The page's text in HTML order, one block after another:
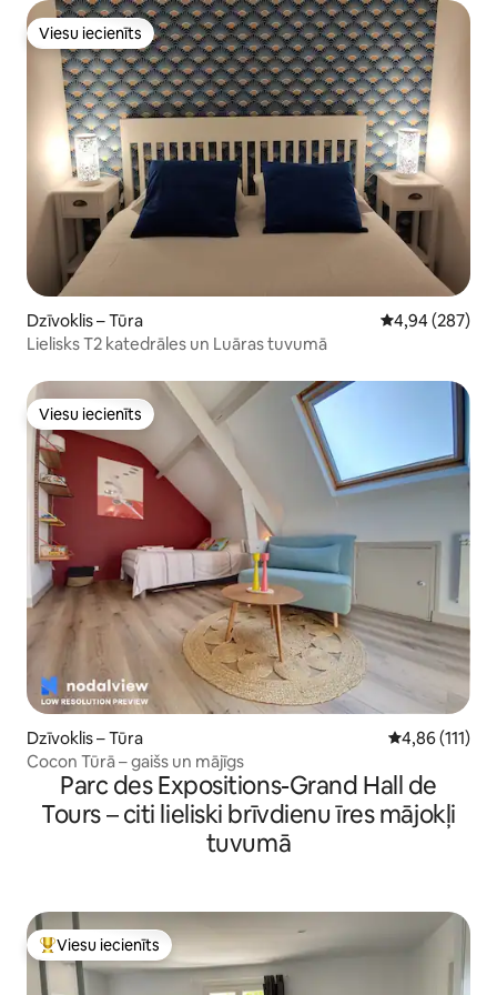
Viesu iecienīts
Viesu iecienīts
Dzīvoklis – Tūra Vidējais
4,94 (287)
Lielisks T2 katedrāles un Luāras tuvumā
Viesu iecienīts
Viesu iecienīts
Dzīvoklis – Tūra Vidējais
4,86 (111)
Cocon Tūrā – gaišs un mājīgs
Parc des Expositions-Grand Hall de
Tours – citi lieliski brīvdienu īres mājokļi
tuvumā
Populārs viesu iecienīts mājoklis
Viesu iecienīts